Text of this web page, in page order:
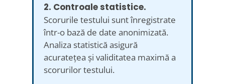
2. Controale statistice.
Scorurile testului sunt înregistrate
într-o bază de date anonimizată.
Analiza statistică asigură
acuratețea și validitatea maximă a
scorurilor testului.